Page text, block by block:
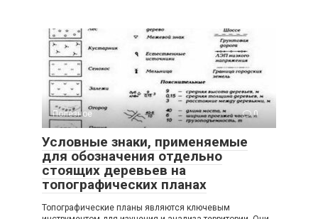
Полезное 0
Условные знаки, применяемые
для обозначения отдельно
стоящих деревьев на
топографических планах
Топографические планы являются ключевым